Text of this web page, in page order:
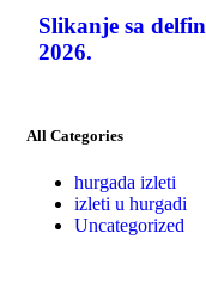
Slikanje sa
2026.
All Categories
hurgada izleti
izleti u hurgadi
Uncategorized